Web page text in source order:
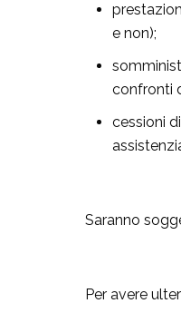
e non);
confronti
cessioni
Saranno
Per avere